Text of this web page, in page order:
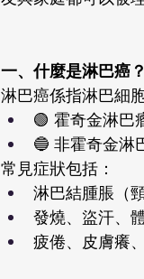
一、什麼是淋巴癌
淋巴癌係指淋巴細
🟢 霍奇金淋巴
🔵 非霍奇金
常見症狀包括：
淋巴結腫脹（
發燒、盜汗、
疲倦、皮膚癢